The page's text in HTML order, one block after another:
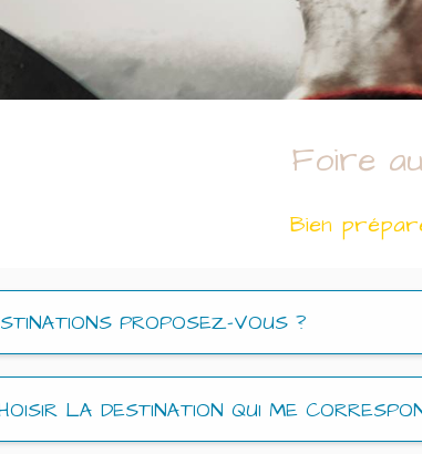
Foire
Bien
PROPOSEZ-VOUS ?
LA DESTINATION QUI ME